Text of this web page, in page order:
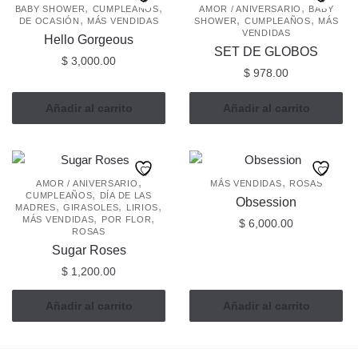
BABY SHOWER, CUMPLEAÑOS,
DE OCASIÓN , MÁS VENDIDAS
Hello Gorgeous
$ 3,000.00
Añadir al carrito
AMOR / ANIVERSARIO , BABY
SHOWER, CUMPLEAÑOS, MÁS
VENDIDAS
SET DE GLOBOS
$ 978.00
Añadir al carrito
AMOR / ANIVERSARIO ,
CUMPLEAÑOS,
DÍA DE LAS
MADRES,GIRASOLES, LIRIOS,
MÁS VENDIDAS, POR FLOR,
ROSAS
Sugar Roses
$ 1,200.00
Añadir al carrito
MÁS VENDIDAS, ROSAS
Obsession
$ 6,000.00
Añadir al carrito